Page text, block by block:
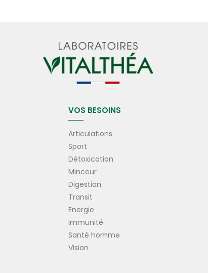
VOS BESOINS
Articulations
Sport
Détoxication
Minceur
Digestion
Transit
Energie
Immunité
Santé homme
Vision